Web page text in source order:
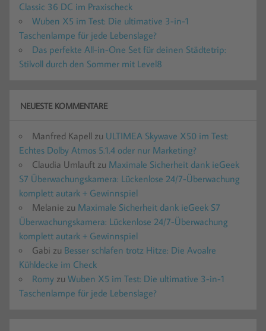
Classic 36 DC im Praxischeck
Wuben X5 im Test: Die ultimative 3-in-1
Taschenlampe für jede Lebenslage?
Das perfekte All-in-One Set für deinen Städtetrip:
Stilvoll durch den Sommer mit Level8
NEUESTE KOMMENTARE
Manfred Kapell zu ULTIMEA Skywave X50 im Test:
Echtes Dolby Atmos 5.1.4 oder nur Marketing?
Claudia Umlauft zu Maximale Sicherheit dank ieGeek
S7 Überwachungskamera: Lückenlose 24/7-Überwachung
komplett autark + Gewinnspiel
Melanie zu Maximale Sicherheit dank ieGeek S7
Überwachungskamera: Lückenlose 24/7-Überwachung
komplett autark + Gewinnspiel
Gabi zu Besser schlafen trotz Hitze: Die Avoalre
Kühldecke im Check
Romy zu Wuben X5 im Test: Die ultimative 3-in-1
Taschenlampe für jede Lebenslage?